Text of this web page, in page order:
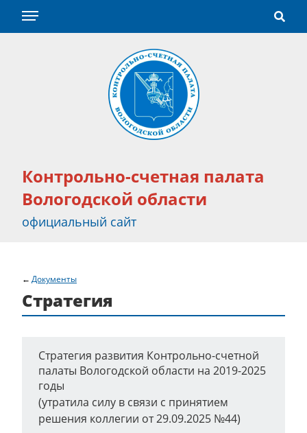
Контрольно-счетная палата
Вологодской области
официальный сайт
Документы
Стратегия
Стратегия развития Контрольно-счетной
палаты Вологодской области на 2019-2025
годы
(утратила силу в связи с принятием
решения коллегии от 29.09.2025 №44)